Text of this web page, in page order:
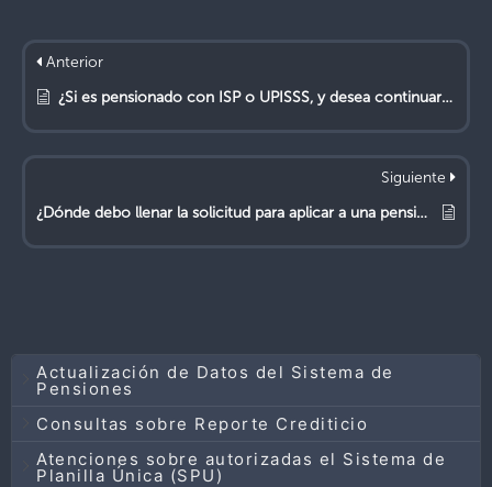
Actualización de Datos del Sistema de
Pensiones
Consultas sobre Reporte Crediticio
Atenciones sobre autorizadas el Sistema de
Planilla Única (SPU)
Anterior
¿Si es pensionado con ISP o UPISSS, y desea continuar laborando, cómo puede activar el NIA para continuar cotizando?
Siguiente
¿Dónde debo llenar la solicitud para aplicar a una pensión por invalidez?